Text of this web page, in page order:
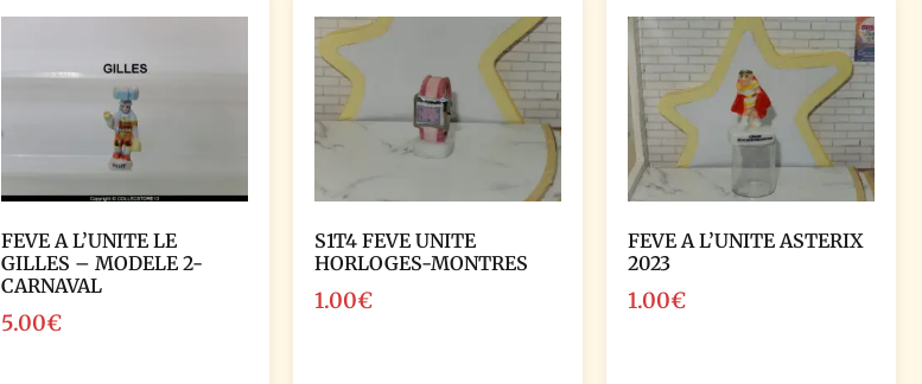
FEVE A L’UNITE LE
GILLES – MODELE 2-
CARNAVAL
5.00€
S1T4 FEVE UNITE
HORLOGES-MONTRES
1.00€
FEVE A L’UNITE ASTERIX
2023
1.00€